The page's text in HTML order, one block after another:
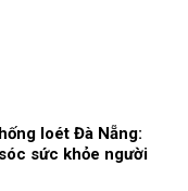
loét Đà Nẵng:
sức khỏe người